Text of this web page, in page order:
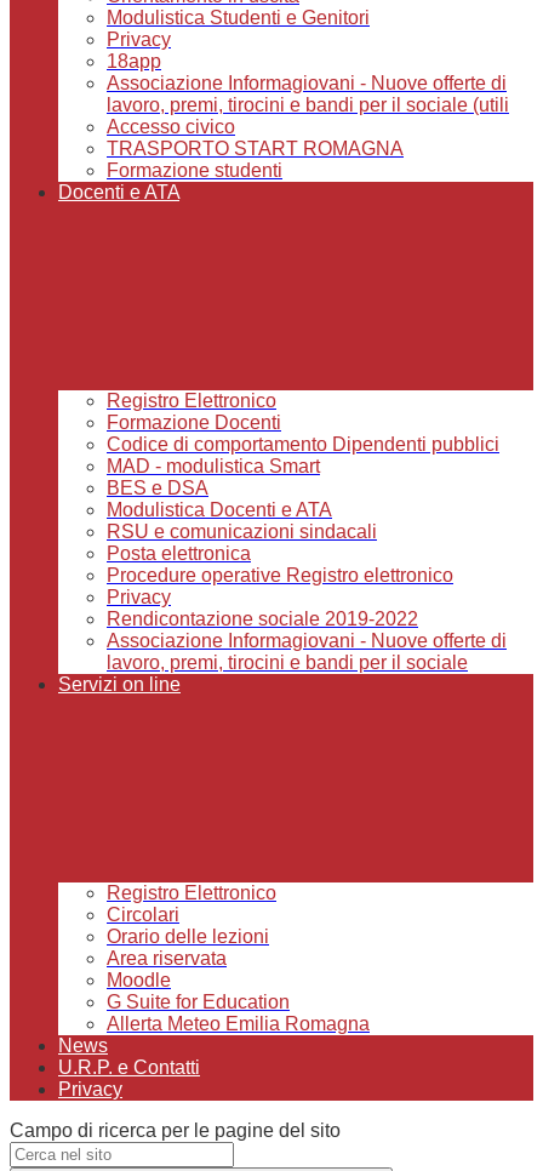
Modulistica Studenti e Genitori
Privacy
18app
Associazione Informagiovani - Nuove offerte di
lavoro, premi, tirocini e bandi per il sociale (utili
Accesso civico
TRASPORTO START ROMAGNA
Formazione studenti
Docenti e ATA
Registro Elettronico
Formazione Docenti
Codice di comportamento Dipendenti pubblici
MAD - modulistica Smart
BES e DSA
Modulistica Docenti e ATA
RSU e comunicazioni sindacali
Posta elettronica
Procedure operative Registro elettronico
Privacy
Rendicontazione sociale 2019-2022
Associazione Informagiovani - Nuove offerte di
lavoro, premi, tirocini e bandi per il sociale
Servizi on line
Registro Elettronico
Circolari
Orario delle lezioni
Area riservata
Moodle
G Suite for Education
Allerta Meteo Emilia Romagna
News
U.R.P. e Contatti
Privacy
Campo di ricerca per le pagine del sito